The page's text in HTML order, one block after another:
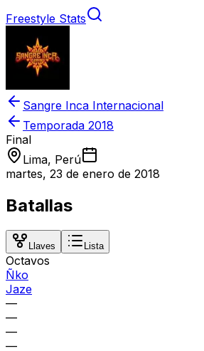
Freestyle Stats
Sangre Inca Internacional
Temporada 2018
Final
Lima, Perú
martes, 23 de enero de 2018
Batallas
Llaves Lista
Octavos
Ñko
Jaze
—
—
—
—